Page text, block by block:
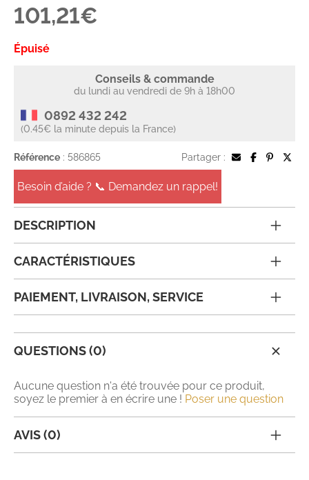
101,21€
Épuisé
Conseils & commande
du lundi au vendredi de 9h à 18h00
0892 432 242
(0.45€ la minute depuis la France)
Référence : 586865 Partager :
Besoin d’aide ? 📞 Demandez un rappel!
DESCRIPTION
CARACTÉRISTIQUES
PAIEMENT, LIVRAISON, SERVICE
QUESTIONS (0)
Aucune question n'a été trouvée pour ce produit,
soyez le premier à en écrire une ! Poser une question
AVIS (0)